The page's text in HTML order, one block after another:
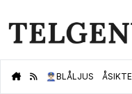
👮🏻‍♂️BLÅLJUS